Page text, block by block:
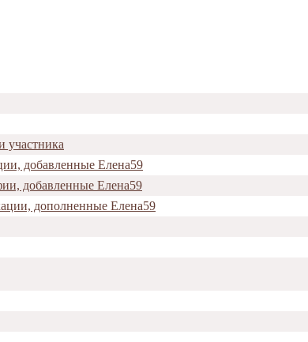
участника
добавленные Елена59
добавленные Елена59
дополненные Елена59